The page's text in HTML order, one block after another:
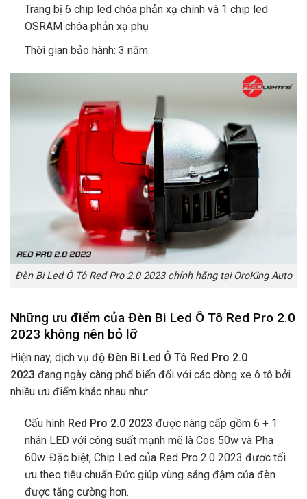
Trang bị 6 chip led chóa phản xạ chính và 1 chip led
OSRAM chóa phản xạ phụ
Thời gian bảo hành: 3 năm.
Đèn Bi Led Ô Tô Red Pro 2.0 2023 chính hãng tại OroKing Auto
Những ưu điểm của Đèn Bi Led Ô Tô Red Pro 2.0
2023 không nên bỏ lỡ
Hiện nay, dịch vụ độ Đèn Bi Led Ô Tô Red Pro 2.0
2023 đang ngày càng phổ biến đối với các dòng xe ô tô bởi
nhiều ưu điểm khác nhau như:
Cấu hình Red Pro 2.0 2023 được nâng cấp gồm 6 + 1
nhân LED với công suất mạnh mẽ là Cos 50w và Pha
60w. Đặc biệt, Chip Led của Red Pro 2.0 2023 được tối
ưu theo tiêu chuẩn Đức giúp vùng sáng đậm của đèn
được tăng cường hơn.